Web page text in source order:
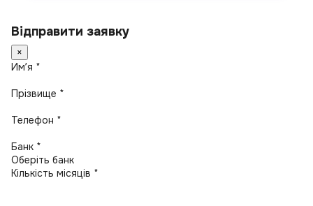
Відправити заявку
×
Имʼя *
Прізвище *
Телефон *
Банк *
Кількість місяців *